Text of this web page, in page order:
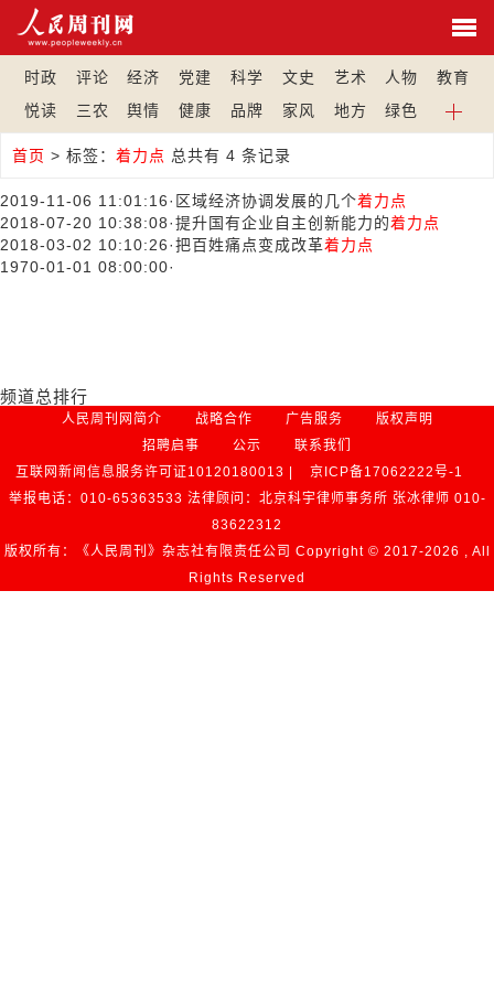
时政 评论 经济 党建 科学 文史 艺术 人物
教育
悦读
三农 舆情 健康 品牌 家风 地方 绿色
首页 > 标签： 着力点 总共有 4 条记录
2019-11-06 11:01:16· 区域经济协调发展的几个着力点
2018-07-20 10:38:08·提升国有企业自主创新能力的着力点
2018-03-02 10:10:26·把百姓痛点变成改革着力点
1970-01-01 08:00:00·
频道总排行
人民周刊网简介 战略合作 广告服务
版权声明
招聘启事
公示
联系我们
互联网新闻信息服务许可证10120180013 |
京ICP备17062222号-1
举报电话：010-65363533 法律顾问：北京科宇律师事务所 张冰律师 010-
83622312
版权所有：《人民周刊》杂志社有限责任公司 Copyright © 2017-2026 , All
Rights Reserved